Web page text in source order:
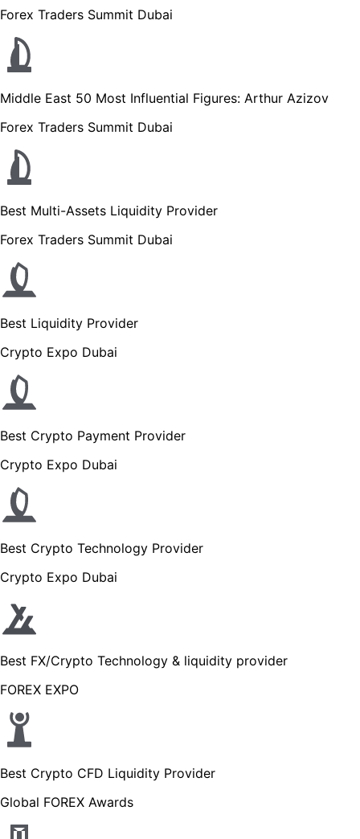
Forex Traders Summit Dubai
Middle East 50 Most Influential Figures: Arthur Azizov
Forex Traders Summit Dubai
Best Multi-Assets Liquidity Provider
Forex Traders Summit Dubai
Best Liquidity Provider
Crypto Expo Dubai
Best Crypto Payment Provider
Crypto Expo Dubai
Best Crypto Technology Provider
Crypto Expo Dubai
Best FX/Crypto Technology & liquidity provider
FOREX EXPO
Best Crypto CFD Liquidity Provider
Global FOREX Awards